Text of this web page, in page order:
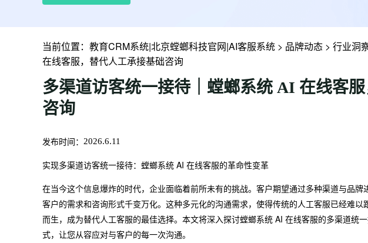
当前位置： 教育CRM系统|北京螳螂科技官网|AI客服系统 > 品牌动态 > 行业洞
在线客服，替代人工承接基础咨询
多渠道访客统一接待｜螳螂系统 AI 在线客
咨询
发布时间： 2026.6.11
实现多渠道访客统一接待：螳螂系统 AI 在线客服的革命性变革
在当今这个信息爆炸的时代，企业面临着前所未有的挑战。客户期望通过多种渠道与品牌
客户的需求和咨询形式千变万化。这种多元化的沟通需求，使得传统的人工客服已经难
而生，成为替代人工客服的最佳选择。本文将深入探讨螳螂系统 AI 在线客服的多渠道统
式，让您从容应对与客户的每一次沟通。